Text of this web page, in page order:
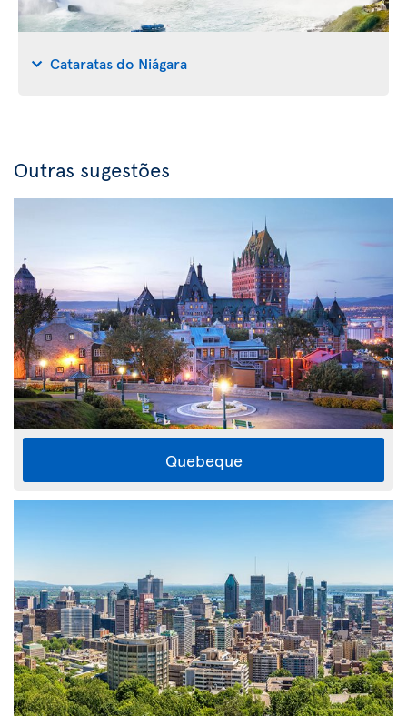
Cataratas do Niágara
Outras sugestões
Quebeque